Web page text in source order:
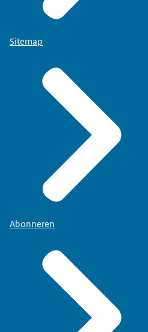
Sitemap
Abonneren